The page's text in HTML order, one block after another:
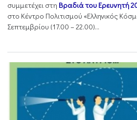
συμμετέχει στη Βραδιά του Ερευνητή
στο Κέντρο Πολιτισμού «Ελληνικός
Σεπτεμβρίου (17.00 – 22.00)...